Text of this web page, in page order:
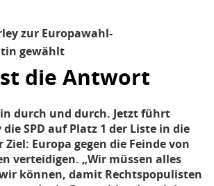
zur Europawahl-
gewählt
die Antwort
durch und durch. Jetzt führt
SPD auf Platz 1 der Liste in die
Europa gegen die Feinde von
verteidigen. „Wir müssen alles
können, damit Rechtspopulisten